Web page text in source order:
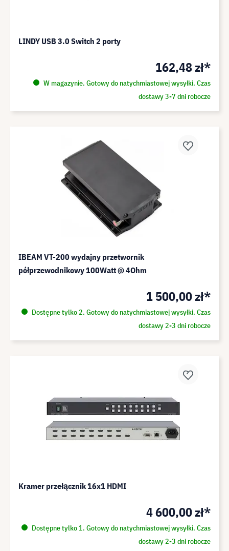
LINDY USB 3.0 Switch 2 porty
162,48 zł*
W magazynie. Gotowy do natychmiastowej wysyłki. Czas
dostawy 3-7 dni robocze
IBEAM VT-200 wydajny przetwornik
półprzewodnikowy 100Watt @ 4Ohm
1 500,00 zł*
Dostępne tylko 2. Gotowy do natychmiastowej wysyłki. Czas
dostawy 2-3 dni robocze
Kramer przełącznik 16x1 HDMI
4 600,00 zł*
Dostępne tylko 1. Gotowy do natychmiastowej wysyłki. Czas
dostawy 2-3 dni robocze